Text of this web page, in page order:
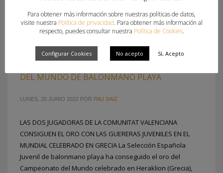
DEL MUNDO DE BALONMANO PLAYA
LUNES, 20 JUNIO 2022 POR PAU SAIZ
LAS DOS JUGADORAS DE LA COMUNITAT VALENCIANA
CONSIGUEN EL ORO CON LAS GUERERAS JUVENILES EN EL
MUNDIAL CELEBRADO EN GRECIA La Selección Española
Juvenil de balonmano playa ha conseguido el oro del
Campeonato del Mundo celebrado en Heraklion (Grecia),
Para obtener más información sobre nuestras políticas de datos,
visite nuestra Política de privacidad. Para obtener más información al
respecto, puedes consultar nuestra Política de Cookies.
Configurar Cookies No acepto Sí, Acepto